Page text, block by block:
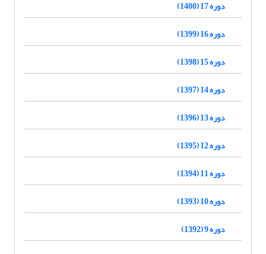
دوره 17 (1400)
دوره 16 (1399)
دوره 15 (1398)
دوره 14 (1397)
دوره 13 (1396)
دوره 12 (1395)
دوره 11 (1394)
دوره 10 (1393)
دوره 9 (1392)